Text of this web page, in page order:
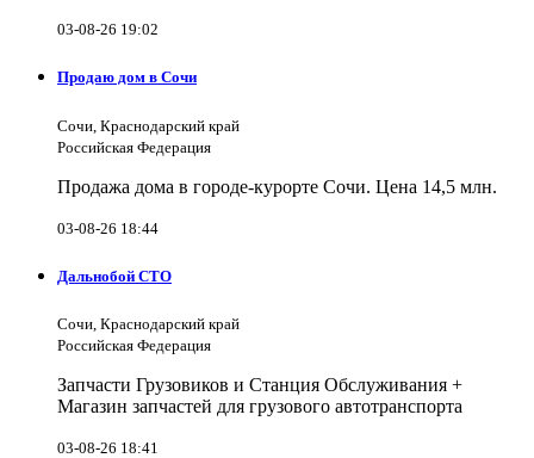
03-08-26 19:02
Продаю дом в Сочи
Сочи, Краснодарский край
Российская Федерация
Продажа дома в городе-курорте Сочи. Цена 14,5 млн.
03-08-26 18:44
Дальнобой СТО
Сочи, Краснодарский край
Российская Федерация
Запчасти Грузовиков и Станция Обслуживания +
Магазин запчастей для грузового автотранспорта
03-08-26 18:41